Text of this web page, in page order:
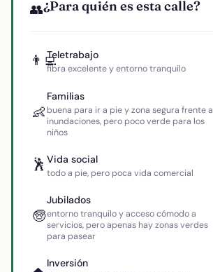
👥¿Para quién es esta calle?
👨‍💻Teletrabajo
fibra excelente y entorno tranquilo
👶
Familias
buena para ir a pie y zona segura frente a
inundaciones, pero poco verde para los
niños
🕺 Vida social
todo a pie, pero poca vida comercial
🧓
Jubilados
entorno tranquilo y acceso cómodo a
servicios, pero apenas hay zonas verdes
para pasear
Inversión